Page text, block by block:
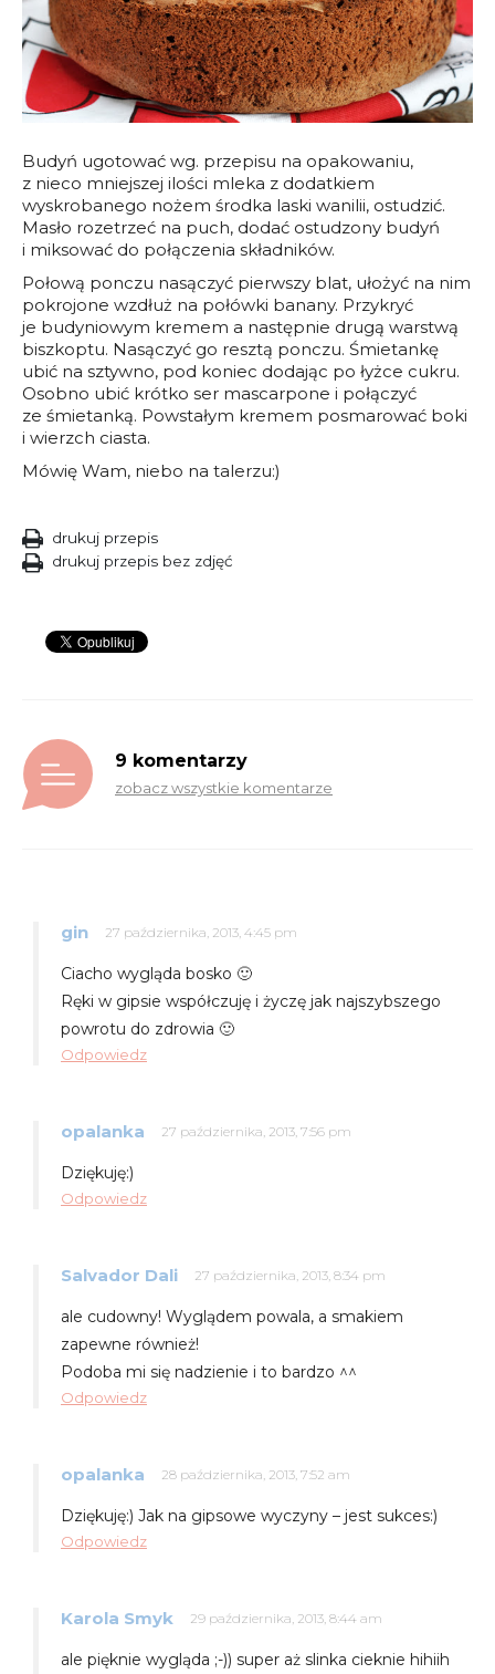
Budyń ugotować wg. przepisu na opakowaniu,
z nieco mniejszej ilości mleka z dodatkiem
wyskrobanego nożem środka laski wanilii, ostudzić.
Masło rozetrzeć na puch, dodać ostudzony budyń
i miksować do połączenia składników.
Połową ponczu nasączyć pierwszy blat, ułożyć na nim
pokrojone wzdłuż na połówki banany. Przykryć
je budyniowym kremem a następnie drugą warstwą
biszkoptu. Nasączyć go resztą ponczu. Śmietankę
ubić na sztywno, pod koniec dodając po łyżce cukru.
Osobno ubić krótko ser mascarpone i połączyć
ze śmietanką. Powstałym kremem posmarować boki
i wierzch ciasta.
Mówię Wam, niebo na talerzu:)
drukuj przepis
drukuj przepis bez zdjęć
9 komentarzy
zobacz wszystkie komentarze
gin 27 października, 2013, 4:45 pm
Ciacho wygląda bosko 🙂
Ręki w gipsie współczuję i życzę jak najszybszego
powrotu do zdrowia 🙂
Odpowiedz
opalanka 27 października, 2013, 7:56 pm
Dziękuję:)
Odpowiedz
Salvador Dali 27 października, 2013, 8:34 pm
ale cudowny! Wyglądem powala, a smakiem
zapewne również!
Podoba mi się nadzienie i to bardzo ^^
Odpowiedz
opalanka 28 października, 2013, 7:52 am
Dziękuję:) Jak na gipsowe wyczyny – jest sukces:)
Odpowiedz
Karola Smyk 29 października, 2013, 8:44 am
ale pięknie wygląda ;-)) super aż slinka cieknie hihiih